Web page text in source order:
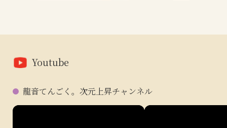
Youtube
龍音てんごく。次元上昇チャンネル